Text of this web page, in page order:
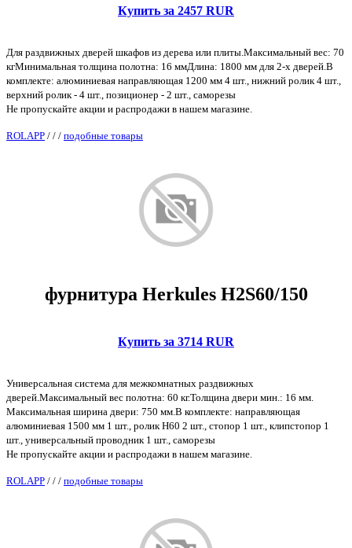
Купить за 2457 RUR
Для раздвижных дверей шкафов из дерева или плиты.Максимальный вес: 70
кгМинимальная толщина полотна: 16 ммДлина: 1800 мм для 2-х дверей.В
комплекте: алюминиевая направляющая 1200 мм 4 шт., нижний ролик 4 шт.,
верхний ролик - 4 шт., позиционер - 2 шт., саморезы
Не пропускайте акции и распродажи в нашем магазине.
ROLAPP / / / подобные товары
фурнитура Herkules H2S60/150
Купить за 3714 RUR
Универсальная система для межкомнатных раздвижных
дверей.Максимальный вес полотна: 60 кг.Толщина двери мин.: 16 мм.
Максимальная ширина двери: 750 мм.В комплекте: направляющая
алюминиевая 1500 мм 1 шт., ролик H60 2 шт., стопор 1 шт., клипстопор 1
шт., универсальный проводник 1 шт., саморезы
Не пропускайте акции и распродажи в нашем магазине.
ROLAPP / / / подобные товары